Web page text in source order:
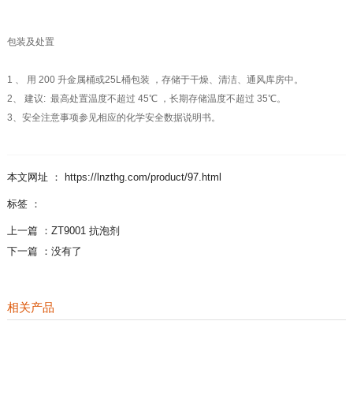
包装及处置
1 、 用 200 升金属桶或25L桶包装 ，存储于干燥、清洁、通风库房中。
2、 建议: 最高处置温度不超过 45℃ ，长期存储温度不超过 35℃。
3、安全注意事项参见相应的化学安全数据说明书。
本文网址 ： https://lnzthg.com/product/97.html
标签 ：
上一篇 ： ZT9001 抗泡剂
下一篇 ： 没有了
相关产品